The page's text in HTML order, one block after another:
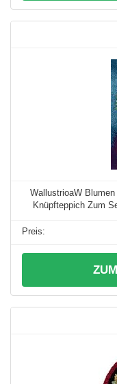
WallustrioaW
Knüpfteppich Zum